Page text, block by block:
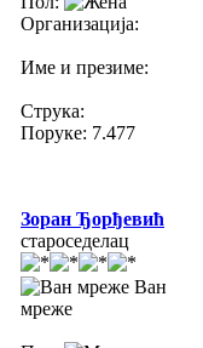
Организација:
Име и презиме:
Струка:
Поруке: 7.477
Зоран Ђорђевић
староседелац
Ван
мреже